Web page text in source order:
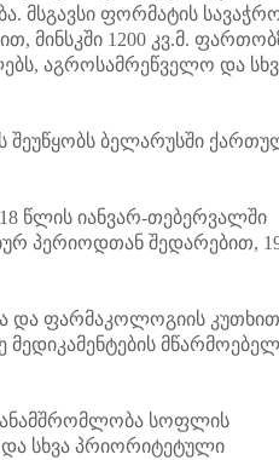
მსგავსი ფორმატის
მინსკში 1200 კვ.მ.
აგროსამრეწველო და
შეუწყობს ბელარუსში
წლის იანვარ-თებერვალში
პერიოდთან შედარებით,
და ფარმაკოლოგიის
სოფლის
და სხვა პრიორიტეტული